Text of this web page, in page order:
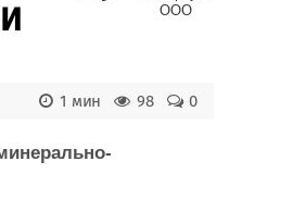
0
98
1 мин